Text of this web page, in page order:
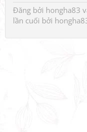
Đăng bởi hongha83
lần cuối bởi